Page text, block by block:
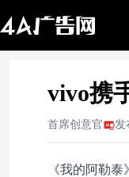
vivo携
首席创意官 发
《我的阿勒